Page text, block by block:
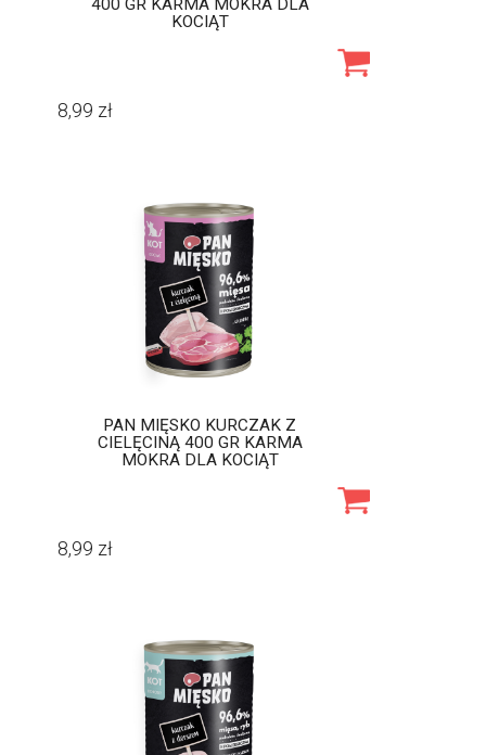
400 GR KARMA MOKRA DLA
KOCIĄT
8,99 zł
PAN MIĘSKO KURCZAK Z
CIELĘCINĄ 400 GR KARMA
MOKRA DLA KOCIĄT
8,99 zł